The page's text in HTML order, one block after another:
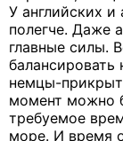
У английских
полегче. Даже
главные силы.
балансировать
немцы-
момент можно
требуемое
море. И время